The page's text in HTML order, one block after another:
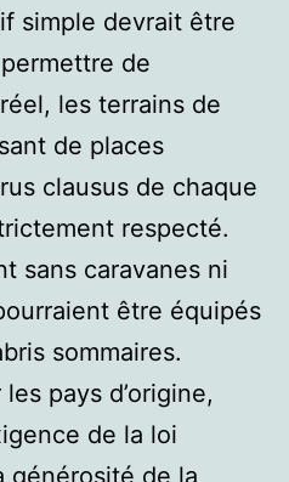
simple devrait être
de
les terrains de
de places
clausus de chaque
respecté.
sans caravanes ni
être équipés
sommaires.
pays d’origine,
de la loi
générosité de la